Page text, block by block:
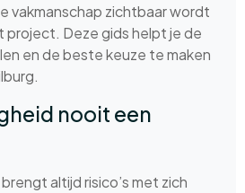
vakmanschap zichtbaar wordt
project. Deze gids helpt je de
en de beste keuze te maken
nooit een
altijd risico’s met zich